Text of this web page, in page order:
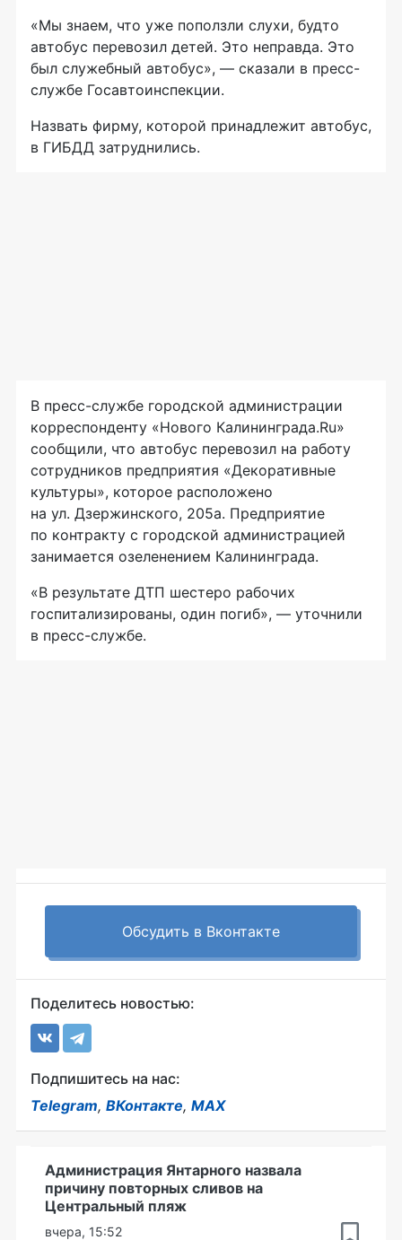
«Мы знаем, что уже поползли слухи, будто
автобус перевозил детей. Это неправда. Это
был служебный автобус», — сказали в пресс-
службе Госавтоинспекции.
Назвать фирму, которой принадлежит автобус,
в ГИБДД затруднились.
В пресс-службе городской администрации
корреспонденту «Нового Калининграда.Ru»
сообщили, что автобус перевозил на работу
сотрудников предприятия «Декоративные
культуры», которое расположено
на ул. Дзержинского, 205а. Предприятие
по контракту с городской администрацией
занимается озеленением Калининграда.
«В результате ДТП шестеро рабочих
госпитализированы, один погиб», — уточнили
в пресс-службе.
Обсудить в Вконтакте
Поделитесь новостью:
Подпишитесь на нас:
Telegram, ВКонтакте, MAX
Администрация Янтарного назвала
причину повторных сливов на
Центральный пляж
вчера, 15:52